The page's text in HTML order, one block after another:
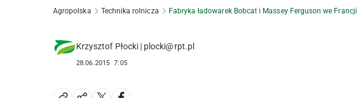
Agropolska Technika rolnicza Fabryka ładowarek Bobcat i Massey Ferguson we Francji
Krzysztof Płocki | plocki@rpt.pl
28.06.2015 7:05